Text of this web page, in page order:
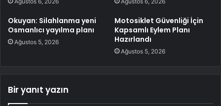
Okuyan: Silahlanma yeni
Osmanlıcı yayılma planı
Ağustos 5, 2026
Motosiklet Güvenliği İçin
Kapsamlı Eylem Planı
Hazırlandı
Ağustos 5, 2026
Bir yanıt yazın